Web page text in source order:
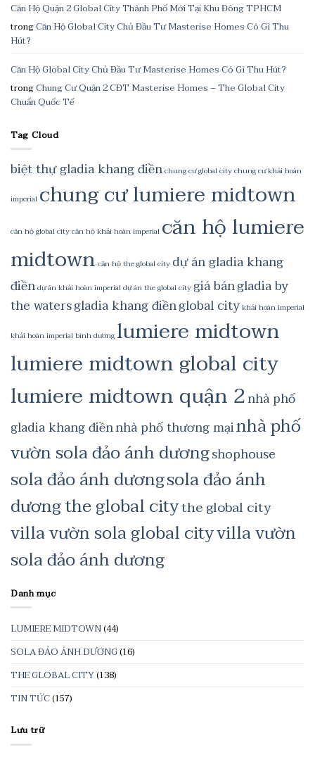
Căn Hộ Quận 2 Global City Thành Phố Mới Tại Khu Đông TPHCM
trongCăn Hộ Global City Chủ Đầu Tư Masterise Homes Có Gì Thu
Hút?
Căn Hộ Global City Chủ Đầu Tư Masterise Homes Có Gì Thu Hút?
trongChung Cư Quận 2 CĐT Masterise Homes – The Global City
Chuẩn Quốc Tế
Tag Cloud
biệt thự gladia khang điềnchung cư global citychung cư khải hoàn
imperial chung cư lumiere midtown
căn hộ global citycăn hộ khải hoàn imperial căn hộ lumiere
midtown căn hộ the global city dự án gladia khang
điềndự án khải hoàn imperialdự án the global city giá bángladia by
the watersgladia khang điềnglobal citykhải hoàn imperial
khải hoàn imperial bình dương lumiere midtown
lumiere midtown global city
lumiere midtown quận 2nhà phố
gladia khang điềnnhà phố thương mạinhà phố
vườn sola đảo ánh dươngshophouse
sola đảo ánh dươngsola đảo ánh
dương the global citythe global city
villa vườn sola global cityvilla vườn
sola đảo ánh dương
Danh mục
LUMIERE MIDTOWN(44)
SOLA ĐẢO ÁNH DƯƠNG(16)
THE GLOBAL CITY(138)
TIN TỨC(157)
Lưu trữ